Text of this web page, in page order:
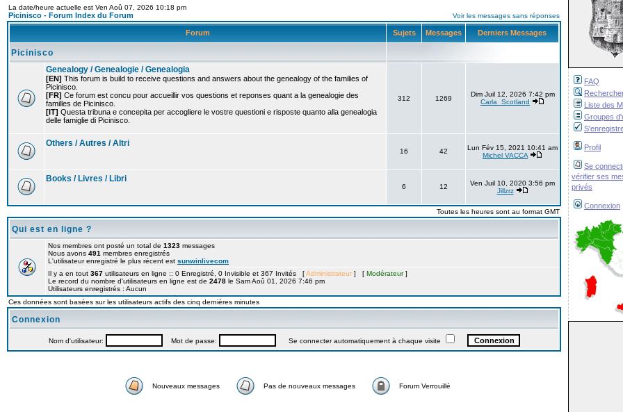
FAQ
Liste des
Groupes
Profil
Se
vérifier ses
privés
Connexion
La date/heure actuelle est Ven Aoû 07, 2026 10:18 pm
Picinisco - Forum Index du Forum Voir les messages sans réponses
Forum Sujets Messages Derniers Messages
Picinisco
Genealogy / Genealogie / Genealogia
[EN] This forum is build to receive questions and answers about the genealogy of the families of
Picinisco.
[FR] Ce forum est concu pour accueillir vos questions et reponses quant a la genealogie des
familles de Picinisco.
[IT] Questa tribuna e concepita per accogliere le vostre questioni e risposte quanto alla genealogia
delle famiglie di Picinisco.
312 1269
Dim Juil 12, 2026 7:42 pm
Carla_Scotland
Others / Autres / Altri
16 42
Lun Fév 15, 2021 10:41 am
Michel VACCA
Books / Livres / Libri
6 12
Ven Juil 10, 2020 3:56 pm
Jillzrz
Toutes les heures sont au format GMT
Qui est en ligne ?
Nos membres ont posté un total de 1323 messages
Nous avons 491 membres enregistrés
L'utilisateur enregistré le plus récent est sunwinlivecom
Il y a en tout 367 utilisateurs en ligne :: 0 Enregistré, 0 Invisible et 367 Invités [Administrateur ] [ Modérateur]
Le record du nombre d'utilisateurs en ligne est de 2478 le Sam Aoû 01, 2026 7:46 pm
Utilisateurs enregistrés : Aucun
Ces données sont basées sur les utilisateurs actifs des cinq dernières minutes
Connexion
Nom d'utilisateur: Mot de passe: Se connecter automatiquement à chaque visite
Nouveaux messages Pas de nouveaux messages Forum Verrouillé